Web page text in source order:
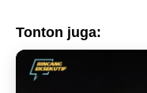
Tonton juga: